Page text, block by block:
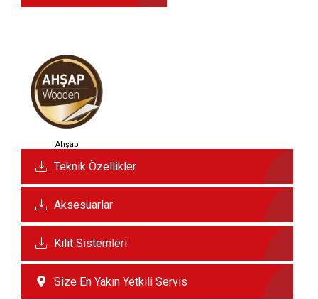
Ahşap
Teknik Özellikler
Aksesuarlar
Kilit Sistemleri
Size En Yakın Yetkili Servis